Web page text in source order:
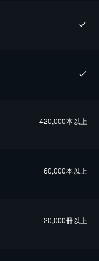
420,000本以上
60,000本以上
20,000冊以上